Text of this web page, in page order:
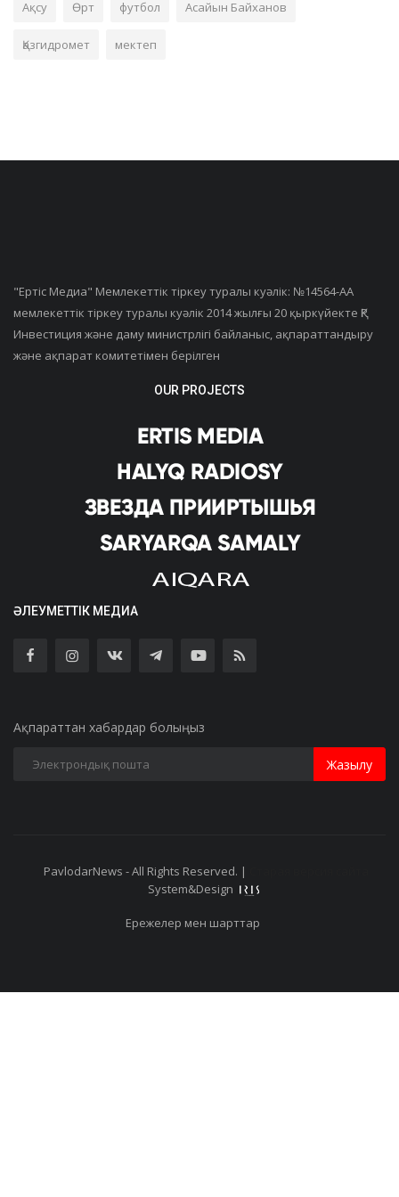
Ақсу Өрт футбол Асайын Байханов
Қазгидромет мектеп
"Ертiс Медиа" Мемлекеттік тіркеу туралы куәлік: №14564-АА
мемлекеттік тіркеу туралы куәлік 2014 жылғы 20 қыркүйекте ҚР
Инвестиция және даму министрлігі байланыс, ақпараттандыру
және ақпарат комитетімен берілген
OUR PROJECTS
ӘЛЕУМЕТТІК МЕДИА
Ақпараттан хабардар болыңыз
Жазылу
PavlodarNews - All Rights Reserved. |
System&Design
Ережелер мен шарттар